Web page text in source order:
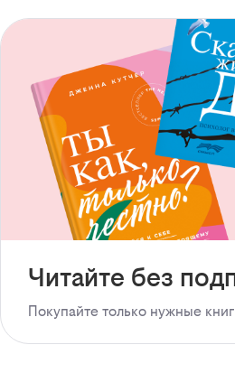
Читайте без
Покупайте только нужные